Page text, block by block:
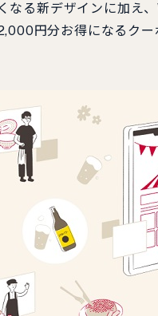
なる新デザインに加え
円分お得になるク